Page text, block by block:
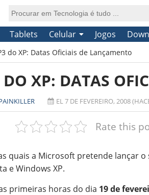
Tablets Celular Jogos
do XP: Datas Oficiais de Lançamento
XP: DATAS
EL 7 DE FEVEREIRO, 2008
Rate this
quais a Microsoft pretende lançar o
e Windows XP.
primeiras horas do dia 19 de